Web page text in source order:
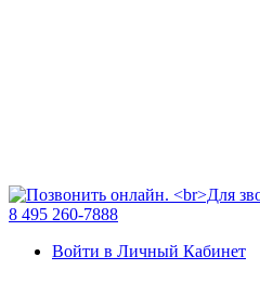
8 495 260-7888
Войти в Личный Кабинет